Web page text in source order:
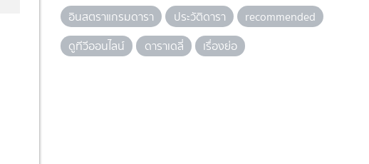
อินสตราแกรมดารา
ประวัติดารา
recommended
ดูทีวีออนไลน์
ดาราเดลี่ เรื่องย่อ